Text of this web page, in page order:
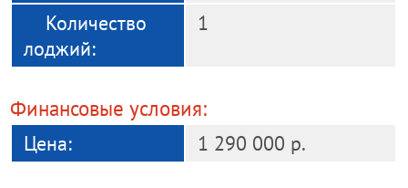
Количество
лоджий:
1
Финансовые условия:
Цена: 1 290 000 р.